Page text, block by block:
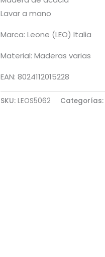
Lavar a mano
Marca: Leone (LEO) Italia
Material: Maderas varias
EAN: 8024112015228
SKU: LEOS5062 Categorías: